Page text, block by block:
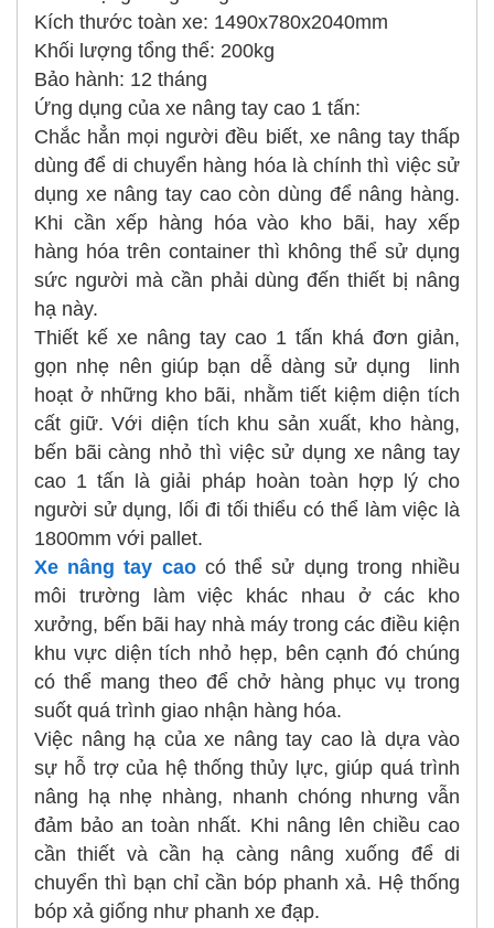
Kích thước toàn xe: 1490x780x2040mm
Khối lượng tổng thể: 200kg
Bảo hành: 12 tháng
Ứng dụng của xe nâng tay cao 1 tấn:
Chắc hẳn mọi người đều biết, xe nâng tay thấp
dùng để di chuyển hàng hóa là chính thì việc sử
dụng xe nâng tay cao còn dùng để nâng hàng.
Khi cần xếp hàng hóa vào kho bãi, hay xếp
hàng hóa trên container thì không thể sử dụng
sức người mà cần phải dùng đến thiết bị nâng
hạ này.
Thiết kế xe nâng tay cao 1 tấn khá đơn giản,
gọn nhẹ nên giúp bạn dễ dàng sử dụng linh
hoạt ở những kho bãi, nhằm tiết kiệm diện tích
cất giữ. Với diện tích khu sản xuất, kho hàng,
bến bãi càng nhỏ thì việc sử dụng xe nâng tay
cao 1 tấn là giải pháp hoàn toàn hợp lý cho
người sử dụng, lối đi tối thiểu có thể làm việc là
1800mm với pallet.
Xe nâng tay caocó thể sử dụng trong nhiều
môi trường làm việc khác nhau ở các kho
xưởng, bến bãi hay nhà máy trong các điều kiện
khu vực diện tích nhỏ hẹp, bên cạnh đó chúng
có thể mang theo để chở hàng phục vụ trong
suốt quá trình giao nhận hàng hóa.
Việc nâng hạ của xe nâng tay cao là dựa vào
sự hỗ trợ của hệ thống thủy lực, giúp quá trình
nâng hạ nhẹ nhàng, nhanh chóng nhưng vẫn
đảm bảo an toàn nhất. Khi nâng lên chiều cao
cần thiết và cần hạ càng nâng xuống để di
chuyển thì bạn chỉ cần bóp phanh xả. Hệ thống
bóp xả giống như phanh xe đạp.